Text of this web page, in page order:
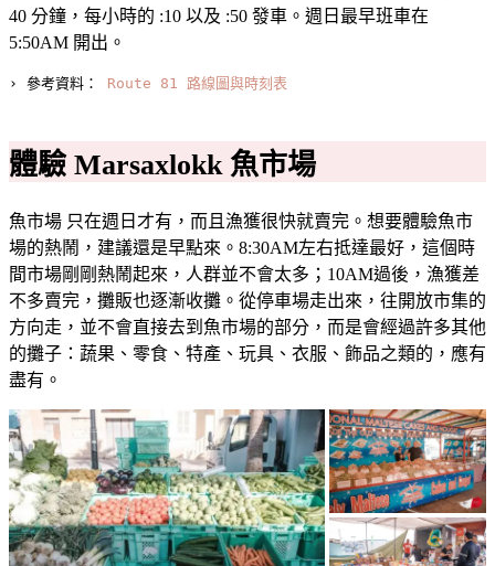
40 分鐘，每小時的 :10 以及 :50 發車。週日最早班車在
5:50AM 開出。
› 參考資料： Route 81 路線圖與時刻表
體驗 Marsaxlokk 魚市場
魚市場 只在週日才有，而且漁獲很快就賣完。想要體驗魚市
場的熱鬧，建議還是早點來。8:30AM左右抵達最好，這個時
間市場剛剛熱鬧起來，人群並不會太多；10AM過後，漁獲差
不多賣完，攤販也逐漸收攤。從停車場走出來，往開放市集的
方向走，並不會直接去到魚市場的部分，而是會經過許多其他
的攤子：蔬果、零食、特產、玩具、衣服、飾品之類的，應有
盡有。